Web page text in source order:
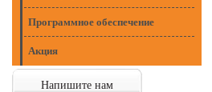
Программное обеспечение
Акция
Напишите нам